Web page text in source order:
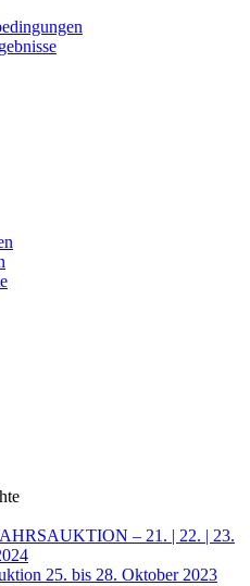
– 21. | 22. | 23.
25. bis 28. Oktober 2023